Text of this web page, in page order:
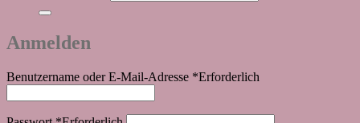
Anmelden
Benutzername oder E-Mail-Adresse *Erforderlich